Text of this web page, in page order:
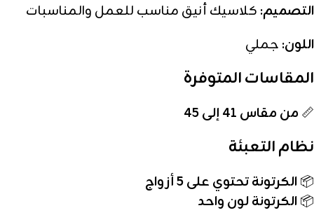
التصميم: كلاسيك أنيق مناسب للعمل والمناسبات
اللون: جملي
المقاسات المتوفرة
📏 من مقاس 41 إلى 45
نظام التعبئة
📦الكرتونة تحتوي على 5 أزواج
📦الكرتونة لون واحد